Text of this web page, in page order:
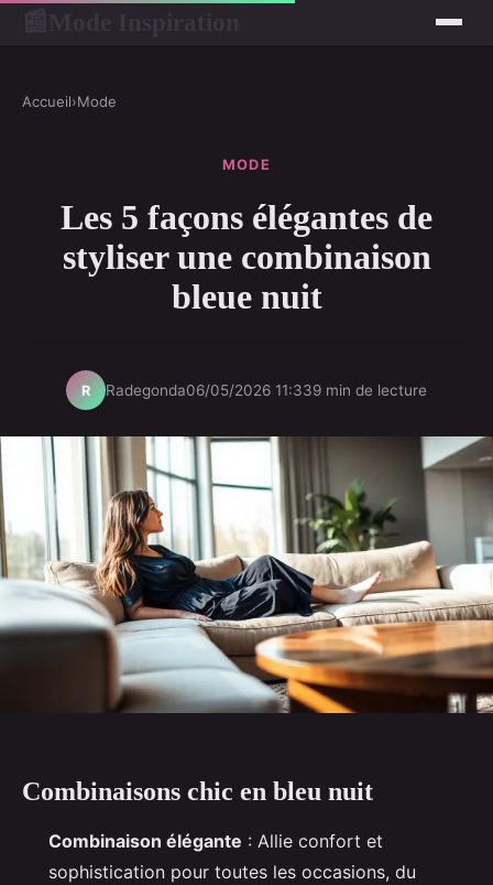
Accueil›Mode
MODE
Les 5 façons élégantes de
styliser une combinaison
bleue nuit
R Radegonda06/05/2026 11:339 min de lecture
Combinaisons chic en bleu nuit
Combinaison élégante : Allie confort et
sophistication pour toutes les occasions, du